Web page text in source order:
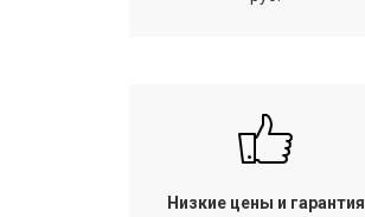
Низкие цены и гарантия